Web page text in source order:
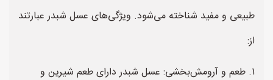
طبیعی و مفید شناخته می‌شود. ویژگی‌های عسل شبدر عبارتند
از:
۱. طعم و آرومش‌بخشی: عسل شبدر دارای طعم شیرین و